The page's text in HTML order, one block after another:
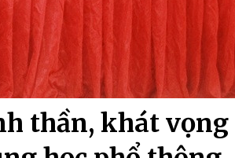
thần, khát